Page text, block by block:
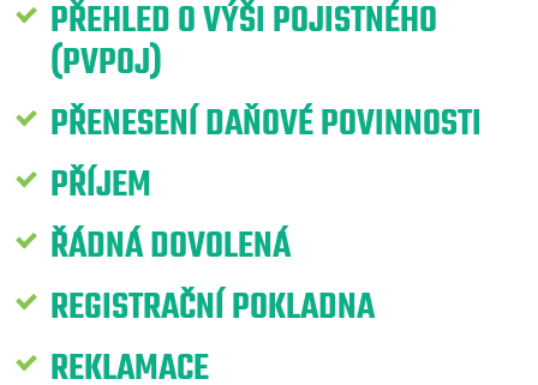
PŘEHLED O VÝŠI POJISTNÉHO
(PVPOJ)
PŘENESENÍ DAŇOVÉ POVINNOSTI
PŘÍJEM
ŘÁDNÁ DOVOLENÁ
REGISTRAČNÍ POKLADNA
REKLAMACE